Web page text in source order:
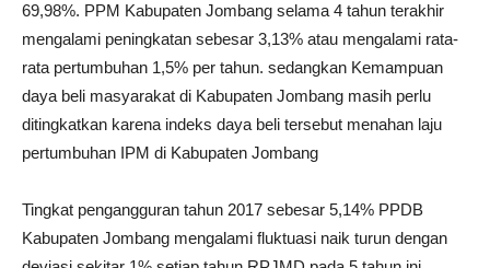
69,98%. PPM Kabupaten Jombang selama 4 tahun terakhir
mengalami peningkatan sebesar 3,13% atau mengalami rata-
rata pertumbuhan 1,5% per tahun. sedangkan Kemampuan
daya beli masyarakat di Kabupaten Jombang masih perlu
ditingkatkan karena indeks daya beli tersebut menahan laju
pertumbuhan IPM di Kabupaten Jombang
Tingkat pengangguran tahun 2017 sebesar 5,14% PPDB
Kabupaten Jombang mengalami fluktuasi naik turun dengan